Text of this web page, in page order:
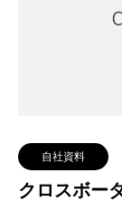
自社資料
クロスボー